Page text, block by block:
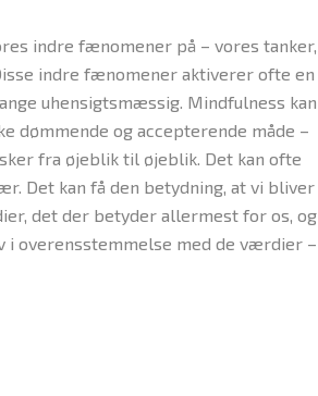
indre fænomener på – vores tanker,
indre fænomener aktiverer ofte en
uhensigtsmæssig. Mindfulness kan
dømmende og accepterende måde –
fra øjeblik til øjeblik. Det kan ofte
Det kan få den betydning, at vi bliver
det der betyder allermest for os, og
i overensstemmelse med de værdier –